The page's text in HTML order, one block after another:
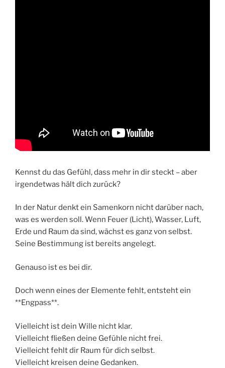
Kennst du das Gefühl, dass mehr in dir steckt – aber
irgendetwas hält dich zurück?
In der Natur denkt ein Samenkorn nicht darüber nach,
was es werden soll. Wenn Feuer (Licht), Wasser, Luft,
Erde und Raum da sind, wächst es ganz von selbst.
Seine Bestimmung ist bereits angelegt.
Genauso ist es bei dir.
Doch wenn eines der Elemente fehlt, entsteht ein
**Engpass**.
Vielleicht ist dein Wille nicht klar.
Vielleicht fließen deine Gefühle nicht frei.
Vielleicht fehlt dir Raum für dich selbst.
Vielleicht kreisen deine Gedanken.